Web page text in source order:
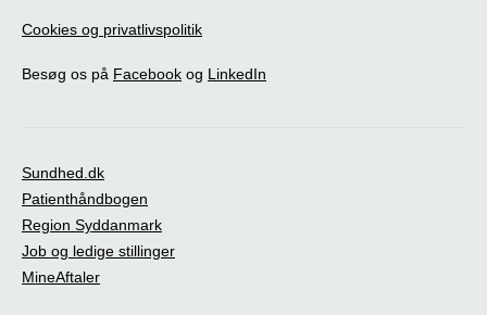
Cookies og privatlivspolitik
Besøg os på Facebook og LinkedIn
Sundhed.dk
Patienthåndbogen
Region Syddanmark
Job og ledige stillinger
MineAftaler